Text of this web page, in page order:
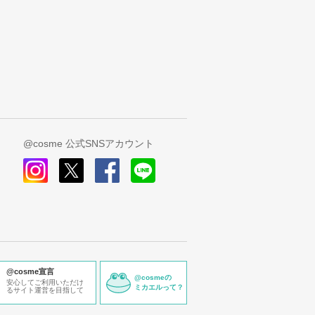
@cosme 公式SNSアカウント
@cosme宣言
安心してご利用いただけ
るサイト運営を目指して
@cosmeの
ミカエルって？